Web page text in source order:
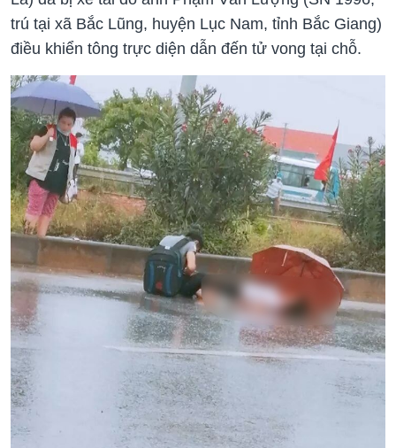
trú tại xã Bắc Lũng, huyện Lục Nam, tỉnh Bắc Giang)
điều khiển tông trực diện dẫn đến tử vong tại chỗ.